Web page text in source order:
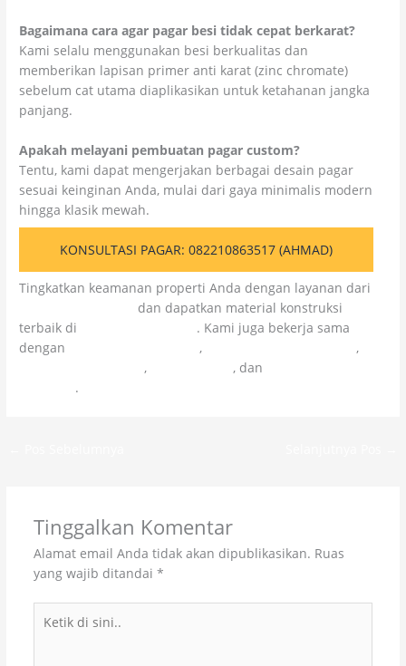
Bagaimana cara agar pagar besi tidak cepat berkarat?
Kami selalu menggunakan besi berkualitas dan
memberikan lapisan primer anti karat (zinc chromate)
sebelum cat utama diaplikasikan untuk ketahanan jangka
panjang.
Apakah melayani pembuatan pagar custom?
Tentu, kami dapat mengerjakan berbagai desain pagar
sesuai keinginan Anda, mulai dari gaya minimalis modern
hingga klasik mewah.
KONSULTASI PAGAR: 082210863517 (AHMAD)
Tingkatkan keamanan properti Anda dengan layanan dari
dan dapatkan material konstruksi
terbaik di
. Kami juga bekerja sama
dengan
,
,
, , dan
.
Tinggalkan Komentar
Alamat email Anda tidak akan dipublikasikan. Ruas
yang wajib ditandai *